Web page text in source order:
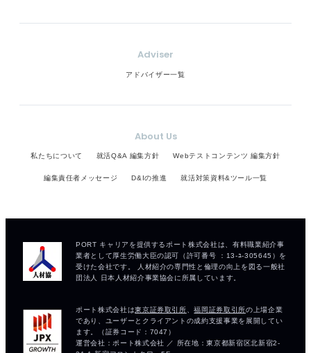
Adviser
アドバイザー一覧
About Us
私たちについて 就活Q&A 編集方針 Webテストコンテンツ 編集方針
編集責任者メッセージ D&Iの推進 就活対策資料&ツール一覧